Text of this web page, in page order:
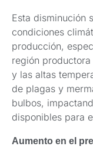
Esta disminución
condiciones
producción,
región
y las altas
de plagas y
bulbos,
disponibles para
Aumento en el